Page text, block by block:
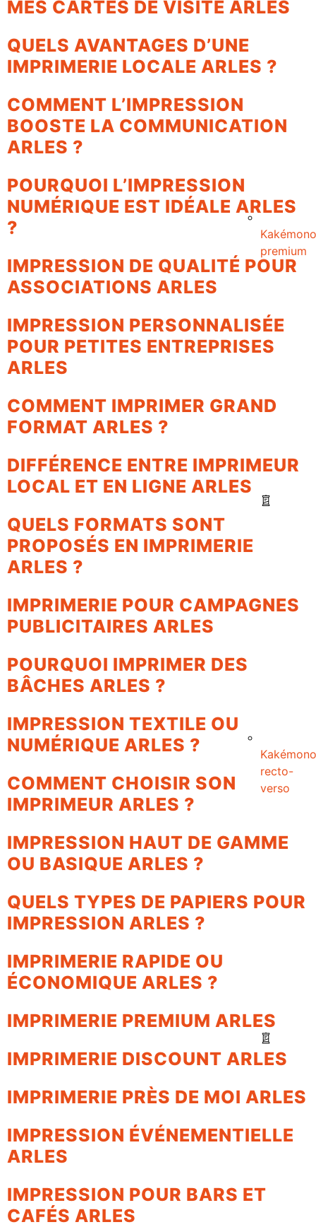
Kakémono
premium
Kakémono
recto-
verso
MES CARTES DE VISITE ARLES
QUELS AVANTAGES D’UNE
IMPRIMERIE LOCALE ARLES ?
COMMENT L’IMPRESSION
BOOSTE LA COMMUNICATION
ARLES ?
POURQUOI L’IMPRESSION
NUMÉRIQUE EST IDÉALE ARLES
?
IMPRESSION DE QUALITÉ POUR
ASSOCIATIONS ARLES
IMPRESSION PERSONNALISÉE
POUR PETITES ENTREPRISES
ARLES
COMMENT IMPRIMER GRAND
FORMAT ARLES ?
DIFFÉRENCE ENTRE IMPRIMEUR
LOCAL ET EN LIGNE ARLES
QUELS FORMATS SONT
PROPOSÉS EN IMPRIMERIE
ARLES ?
IMPRIMERIE POUR CAMPAGNES
PUBLICITAIRES ARLES
POURQUOI IMPRIMER DES
BÂCHES ARLES ?
IMPRESSION TEXTILE OU
NUMÉRIQUE ARLES ?
COMMENT CHOISIR SON
IMPRIMEUR ARLES ?
IMPRESSION HAUT DE GAMME
OU BASIQUE ARLES ?
QUELS TYPES DE PAPIERS POUR
IMPRESSION ARLES ?
IMPRIMERIE RAPIDE OU
ÉCONOMIQUE ARLES ?
IMPRIMERIE PREMIUM ARLES
IMPRIMERIE DISCOUNT ARLES
IMPRIMERIE PRÈS DE MOI ARLES
IMPRESSION ÉVÉNEMENTIELLE
ARLES
IMPRESSION POUR BARS ET
CAFÉS ARLES